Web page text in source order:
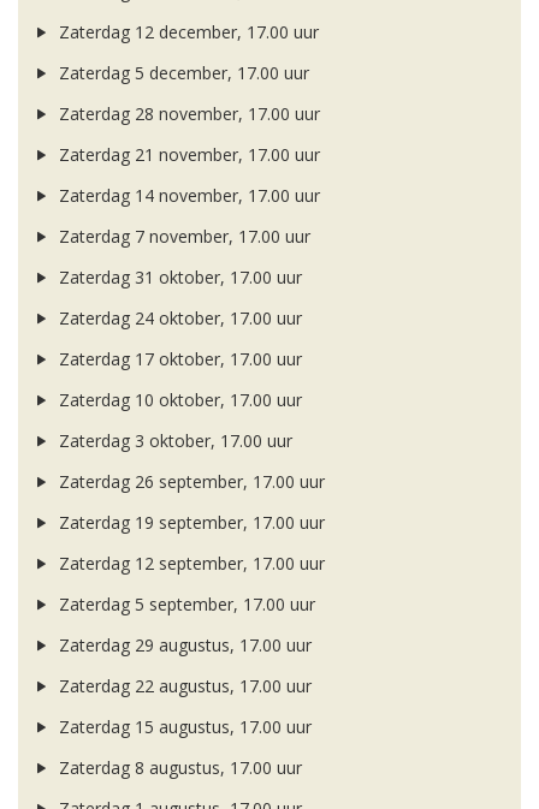
Zaterdag 12 december, 17.00 uur
Zaterdag 5 december, 17.00 uur
Zaterdag 28 november, 17.00 uur
Zaterdag 21 november, 17.00 uur
Zaterdag 14 november, 17.00 uur
Zaterdag 7 november, 17.00 uur
Zaterdag 31 oktober, 17.00 uur
Zaterdag 24 oktober, 17.00 uur
Zaterdag 17 oktober, 17.00 uur
Zaterdag 10 oktober, 17.00 uur
Zaterdag 3 oktober, 17.00 uur
Zaterdag 26 september, 17.00 uur
Zaterdag 19 september, 17.00 uur
Zaterdag 12 september, 17.00 uur
Zaterdag 5 september, 17.00 uur
Zaterdag 29 augustus, 17.00 uur
Zaterdag 22 augustus, 17.00 uur
Zaterdag 15 augustus, 17.00 uur
Zaterdag 8 augustus, 17.00 uur